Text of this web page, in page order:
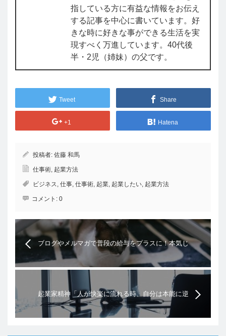
指している方に有益な情報をお伝え
する記事を中心に書いています。好
きな時に好きな事ができる生活を実
現すべく万進しています。40代後
半・2児（姉妹）の父です。
Tweet Share
+1 Hatena
投稿者: 佐藤 和馬
仕事術, 起業方法
ビジネス, 仕事, 仕事術, 起業, 起業したい, 起業方法
コメント: 0
ブログやメルマガで普段の給与をプラスに！本気じ
ゃないと稼げるわけがない！
起業家精神「人が快楽に流れる時、自分は本能に逆
らうと成功する」という話